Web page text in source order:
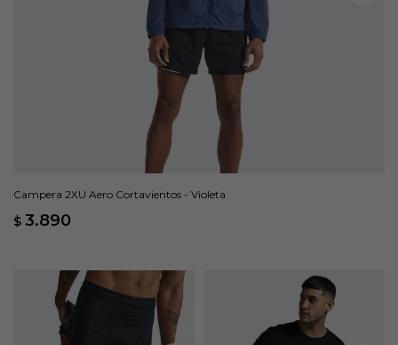
Campera 2XU Aero Cortavientos - Violeta
$ 3.890